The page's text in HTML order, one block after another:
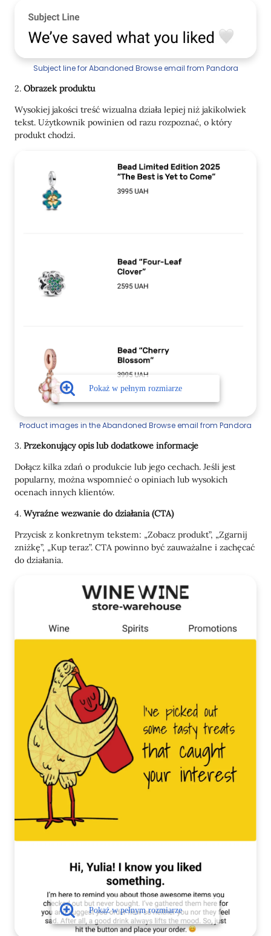
Subject line for Abandoned Browse email from Pandora
2. Obrazek produktu
Wysokiej jakości treść wizualna działa lepiej niż jakikolwiek
tekst. Użytkownik powinien od razu rozpoznać, o który
produkt chodzi.
Product images in the Abandoned Browse email from Pandora
3. Przekonujący opis lub dodatkowe informacje
Dołącz kilka zdań o produkcie lub jego cechach. Jeśli jest
popularny, można wspomnieć o opiniach lub wysokich
ocenach innych klientów.
4. Wyraźne wezwanie do działania (CTA)
Przycisk z konkretnym tekstem: „Zobacz produkt”, „Zgarnij
zniżkę”, „Kup teraz”. CTA powinno być zauważalne i zachęcać
do działania.